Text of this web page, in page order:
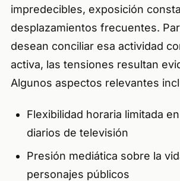
impredecibles, exposición
desplazamientos frecuentes.
desean conciliar esa actividad
activa, las tensiones resultan
Algunos aspectos relevantes
Flexibilidad horaria limitada
diarios de televisión
Presión mediática sobre la
personajes públicos